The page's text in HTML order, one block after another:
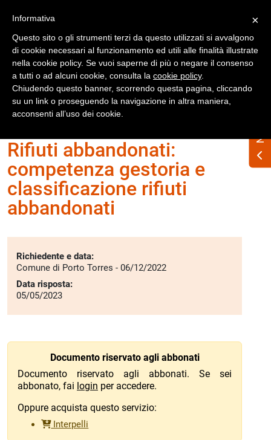
Accedi
Home Interpelli Abbandono
Rifiuti abbandonati:
competenza gestoria e
classificazione rifiuti
abbandonati
Richiedente e data:
Comune di Porto Torres - 06/12/2022
Data risposta:
05/05/2023
Documento riservato agli abbonati
Documento riservato agli abbonati. Se sei
abbonato, fai login per accedere.
Oppure acquista questo servizio:
Interpelli
×
Informativa
Questo sito o gli strumenti terzi da questo utilizzati si avvalgono
di cookie necessari al funzionamento ed utili alle finalità illustrate
nella cookie policy. Se vuoi saperne di più o negare il consenso
a tutti o ad alcuni cookie, consulta la cookie policy.
Chiudendo questo banner, scorrendo questa pagina, cliccando
su un link o proseguendo la navigazione in altra maniera,
acconsenti all’uso dei cookie.